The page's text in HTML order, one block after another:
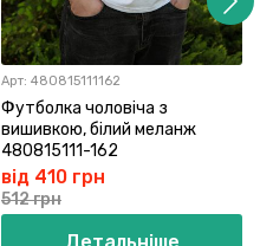
Арт: 480815111162
Футболка чоловіча з
вишивкою, білий меланж
480815111-162
від 410 грн
512 грн